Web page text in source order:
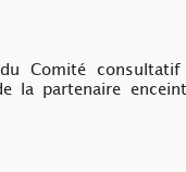
Comité consultatif
la partenaire